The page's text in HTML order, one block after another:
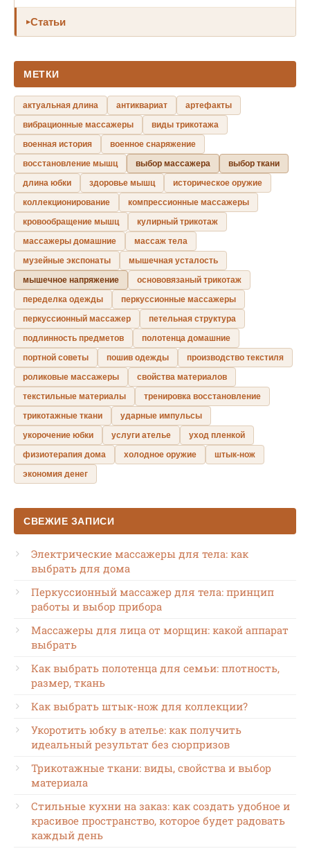
Статьи
МЕТКИ
актуальная длина антиквариат
артефакты
вибрационные массажеры
виды трикотажа
военная история
военное снаряжение
восстановление мышц
выбор массажера
выбор ткани
длина юбки
здоровье мышц
историческое оружие
коллекционирование
компрессионные массажеры
кровообращение мышц
кулирный трикотаж
массажеры домашние
массаж тела
музейные экспонаты
мышечная усталость
мышечное напряжение
основовязаный трикотаж
переделка одежды
перкуссионные массажеры
перкуссионный массажер
петельная структура
подлинность предметов
полотенца домашние
портной советы
пошив одежды
производство текстиля
роликовые массажеры
свойства материалов
текстильные материалы
тренировка восстановление
трикотажные ткани
ударные импульсы
укорочение юбки
услуги ателье
уход пленкой
физиотерапия дома
холодное оружие
штык-нож
экономия денег
СВЕЖИЕ ЗАПИСИ
Электрические массажеры для тела: как
выбрать для дома
Перкуссионный массажер для тела: принцип
работы и выбор прибора
Массажеры для лица от морщин: какой аппарат
выбрать
Как выбрать полотенца для семьи: плотность,
размер, ткань
Как выбрать штык-нож для коллекции?
Укоротить юбку в ателье: как получить
идеальный результат без сюрпризов
Трикотажные ткани: виды, свойства и выбор
материала
Стильные кухни на заказ: как создать удобное и
красивое пространство, которое будет радовать
каждый день